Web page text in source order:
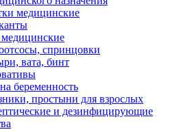
медицинские
спринцовки
вата, бинт
беременность
простыни для взрослых
и дезинфицирующие